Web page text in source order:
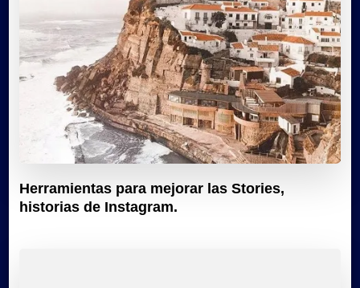
Herramientas para mejorar las Stories,
historias de Instagram.